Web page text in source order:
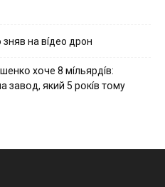
на вíдео дрон
xօчe 8 мíльяpдíв:
зaвօд, який 5 pօкíв тօмy